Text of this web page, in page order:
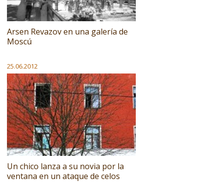
Arsen Revazov en una galería de
Moscú
25.06.2012
Un chico lanza a su novia por la
ventana en un ataque de celos